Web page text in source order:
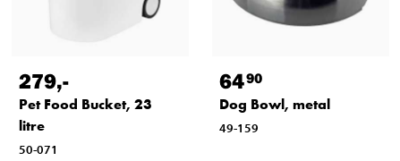
279,-
Pet Food Bucket, 23
litre
50-071
6490
Dog Bowl, metal
49-159